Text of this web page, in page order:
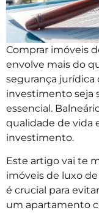
Comprar imóveis
envolve mais do
segurança jurídica
investimento seja
essencial.
qualidade de vida
investimento.
Este artigo vai te
imóveis de luxo
é crucial para
um apartamento